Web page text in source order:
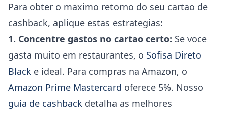
Para obter o maximo retorno do seu cartao de
cashback, aplique estas estrategias:
1. Concentre gastos no cartao certo: Se voce
gasta muito em restaurantes, o Sofisa Direto
Black e ideal. Para compras na Amazon, o
Amazon Prime Mastercard oferece 5%. Nosso
guia de cashback detalha as melhores